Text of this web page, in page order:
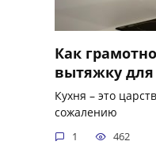
Как
вытяжку для
Кухня – это
сожалению
1 462